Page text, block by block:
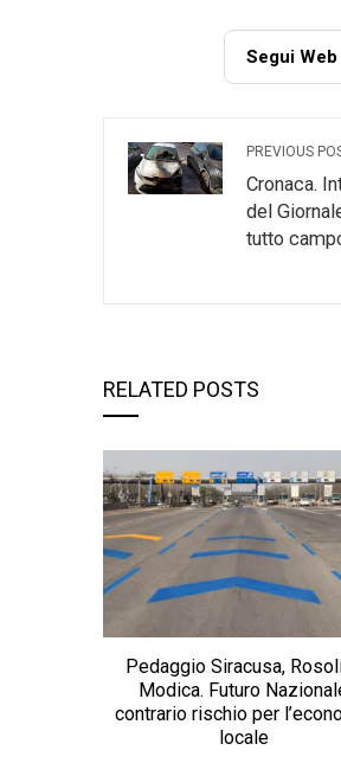
Segui
PREVIOUS
Cronaca.
del
tutto
RELATED POSTS
Pedaggio Siracusa,
Modica. Futuro
contrario rischio per
locale